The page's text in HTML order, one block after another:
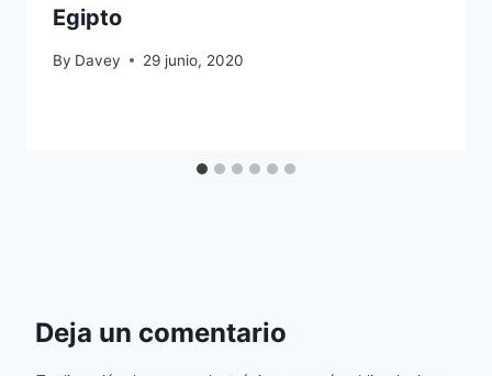
Egipto
By Davey 29 junio, 2020
Deja un comentario